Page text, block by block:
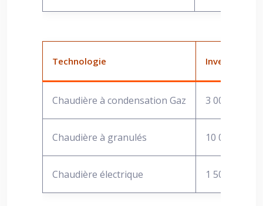
Technologie
Chaudière à condensation Gaz 3 000 – 7 000
Chaudière à granulés 10 000 – 20
Chaudière électrique 1 500 – 5 000